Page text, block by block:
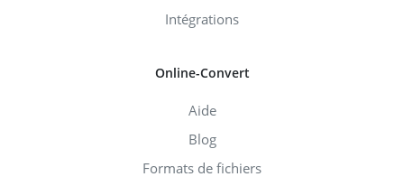
Intégrations
Online-Convert
Aide
Blog
Formats de fichiers